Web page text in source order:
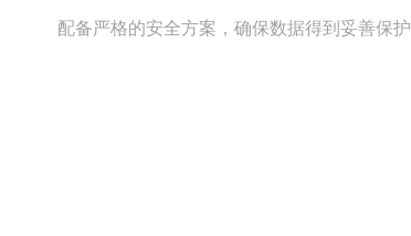
配备严格的安全方案，确保数据得到妥善保护